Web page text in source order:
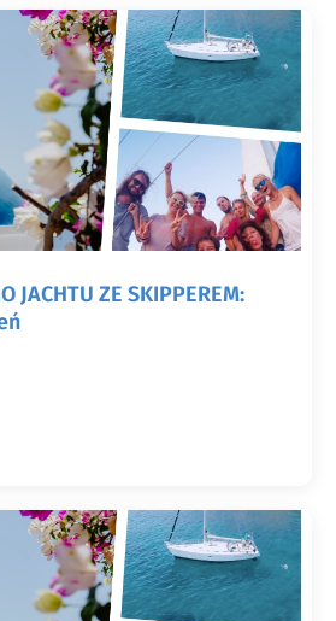
JACHTU ZE SKIPPEREM: